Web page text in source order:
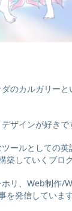
のカルガリーと
ザインが好きで
ツールとしての
築していくブログ
リ、Web制作/
を発信しています